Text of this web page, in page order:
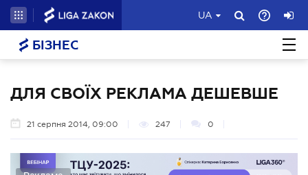
UA
БІЗНЕС
ДЛЯ СВОЇХ РЕКЛАМА ДЕШЕВШЕ
21 серпня 2014, 09:00 247 0